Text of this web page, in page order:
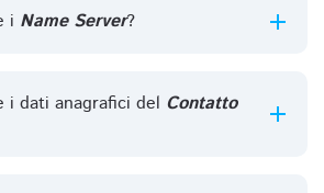
i Name Server?
i dati anagrafici del Contatto